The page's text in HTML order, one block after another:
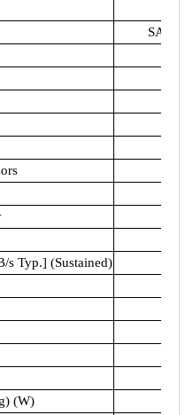
SATA
s Typ.] (Sustained)
(W)